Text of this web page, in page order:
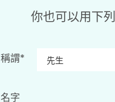
你也可以用下
稱謂*